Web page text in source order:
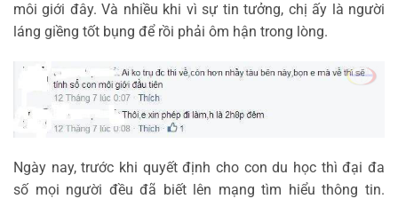
môi giới đây. Và nhiều khi vì sự tin tưởng, chị ấy là người
láng giềng tốt bụng để rồi phải ôm hận trong lòng.
Ngày nay, trước khi quyết định cho con du học thì đại đa
số mọi người đều đã biết lên mạng tìm hiểu thông tin.